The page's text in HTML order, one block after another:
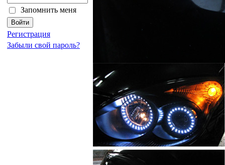
Запомнить меня
Регистрация
Забыли свой пароль?